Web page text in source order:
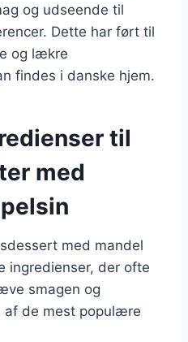
og udseende til
Dette har ført til
og lækre
findes i danske hjem.
til
med
med mandel
ingredienser, der ofte
smagen og
af de mest populære